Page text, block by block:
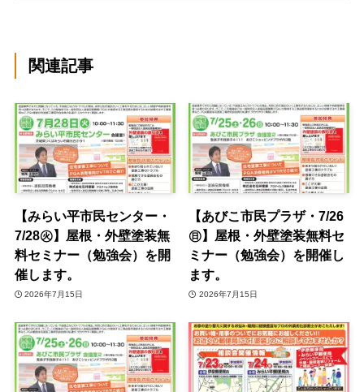
関連記事
【みらい平市民センター・
7/28㊋】屋根・外壁塗装無
料セミナー（勉強会）を開
催します。
2026年7月15日
【あびこ市民プラザ・7/26
㊐】屋根・外壁塗装無料セ
ミナー（勉強会）を開催し
ます。
2026年7月15日